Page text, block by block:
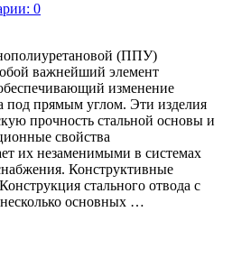
0
(ППУ)
важнейший элемент
изменение
под прямым углом. Эти изделия
прочность стальной основы и
свойства
их незаменимыми в системах
Конструктивные
стального отвода с
основных …